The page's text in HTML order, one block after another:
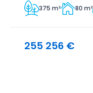
375 m² 80 m²
255 256 €